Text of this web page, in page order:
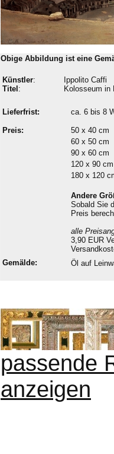
Obige Abbildung ist eine
Künstler:
Titel :
Ippolito Caffi
Kolosseum in
Lieferfrist: ca. 6 bis 8
Preis:
50 x 40 cm
60 x 50 cm
90 x 60 cm
120 x 90 cm
180 x 120
Andere
Sobald Sie
Preis
alle
3,90 EUR
Gemälde:
Öl auf
passende
anzeigen